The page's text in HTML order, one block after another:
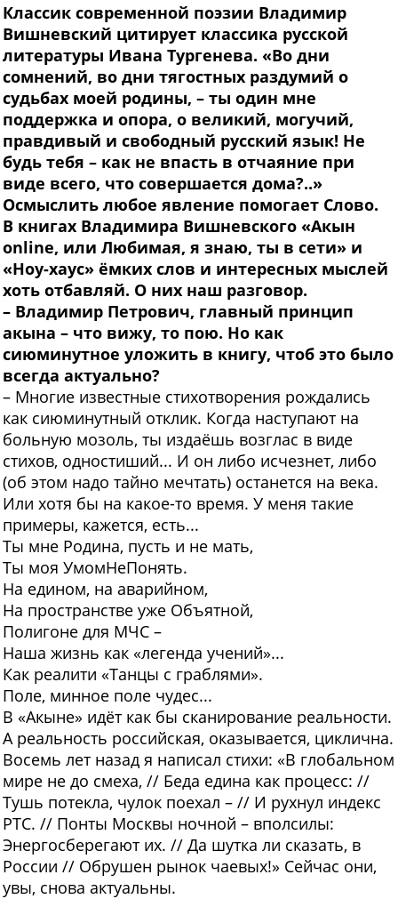
Классик современной поэзии Владимир
Вишневский цитирует классика русской
литературы Ивана Тургенева. «Во дни
сомнений, во дни тягостных раздумий о
судьбах моей родины, – ты один мне
поддержка и опора, о великий, могучий,
правдивый и свободный русский язык! Не
будь тебя – как не впасть в отчаяние при
виде всего, что совершается дома?..»
Осмыслить любое явление помогает Слово.
В книгах Владимира Вишневского «Акын
online, или Любимая, я знаю, ты в сети» и
«Ноу-хаус» ёмких слов и интересных мыслей
хоть отбавляй. О них наш разговор.
– Владимир Петрович, главный принцип
акына – что вижу, то пою. Но как
сиюминутное уложить в книгу, чтоб это было
всегда актуально?
– Многие известные стихотворения рождались
как сиюминутный отклик. Когда наступают на
больную мозоль, ты издаёшь возглас в виде
стихов, одностиший... И он либо исчезнет, либо
(об этом надо тайно мечтать) останется на века.
Или хотя бы на какое-то время. У меня такие
примеры, кажется, есть...
Ты мне Родина, пусть и не мать,
Ты моя УмомНеПонять.
На едином, на аварийном,
На пространстве уже Объятной,
Полигоне для МЧС –
Наша жизнь как «легенда учений»...
Как реалити «Танцы с граблями».
Поле, минное поле чудес...
В «Акыне» идёт как бы сканирование реальности.
А реальность российская, оказывается, циклична.
Восемь лет назад я написал стихи: «В глобальном
мире не до смеха, // Беда едина как процесс: //
Тушь потекла, чулок поехал – // И рухнул индекс
РТС. // Понты Москвы ночной – вполсилы:
Энергосберегают их. // Да шутка ли сказать, в
России // Обрушен рынок чаевых!» Сейчас они,
увы, снова актуальны.